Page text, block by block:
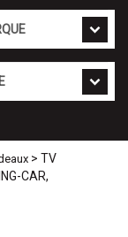
> TV
CAR,